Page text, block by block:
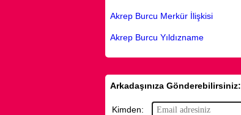
Akrep Burcu Merkür İlişkisi
Akrep Burcu Yıldızname
Arkadaşınıza Gönderebilirsiniz:
Kimden: